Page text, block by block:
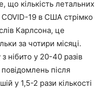
що кількість летальних
COVID-19 в США стрімко
Карлсона, це
за чотири місяці.
нібито у 20-40 разів
після
у 1,5-2 рази кількості